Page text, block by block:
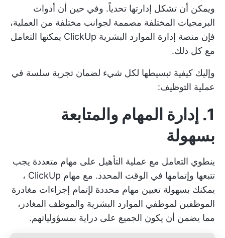
ويمكن أن تشكل إدارتها تحدياً. وفي حين أن أدوات
البرمجيات المختلفة مصممة لجوانب مختلفة من العملية،
فإن منصة إدارة الموارد البشرية ClickUp
يمكنها التعامل
مع كل ذلك.
وإليك كيفية تبسيطها لكل شيء لضمان تجربة سلسة في
عملية التوظيف:
1. إدارة المهام والمتابعة
بسهولة
ينطوي التعامل مع عملية التأهيل على مهام متعددة يجب
تتبعها وإتمامها في الوقت المحدد. مع مهام ClickUp
،
يمكنك بسهولة تعيين مهام محددة لإتمام إجراءات مغادرة
الموظفين لموظفي الموارد البشرية والموظف المغادر،
مما يضمن أن يكون الجميع على دراية بمسؤولياتهم.